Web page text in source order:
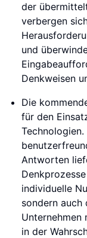
der
verbergen
und
Denkweisen
Die
für den
Antworten
individuelle
sondern auch
Unternehmen
in der